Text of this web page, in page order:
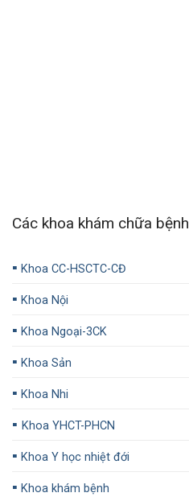
Các khoa khám chữa bệnh
▪️ Khoa CC-HSCTC-CĐ
▪️ Khoa Nội
▪️ Khoa Ngoại-3CK
▪️ Khoa Sản
▪️ Khoa Nhi
▪️ Khoa YHCT-PHCN
▪️ Khoa Y học nhiệt đới
▪️ Khoa khám bệnh